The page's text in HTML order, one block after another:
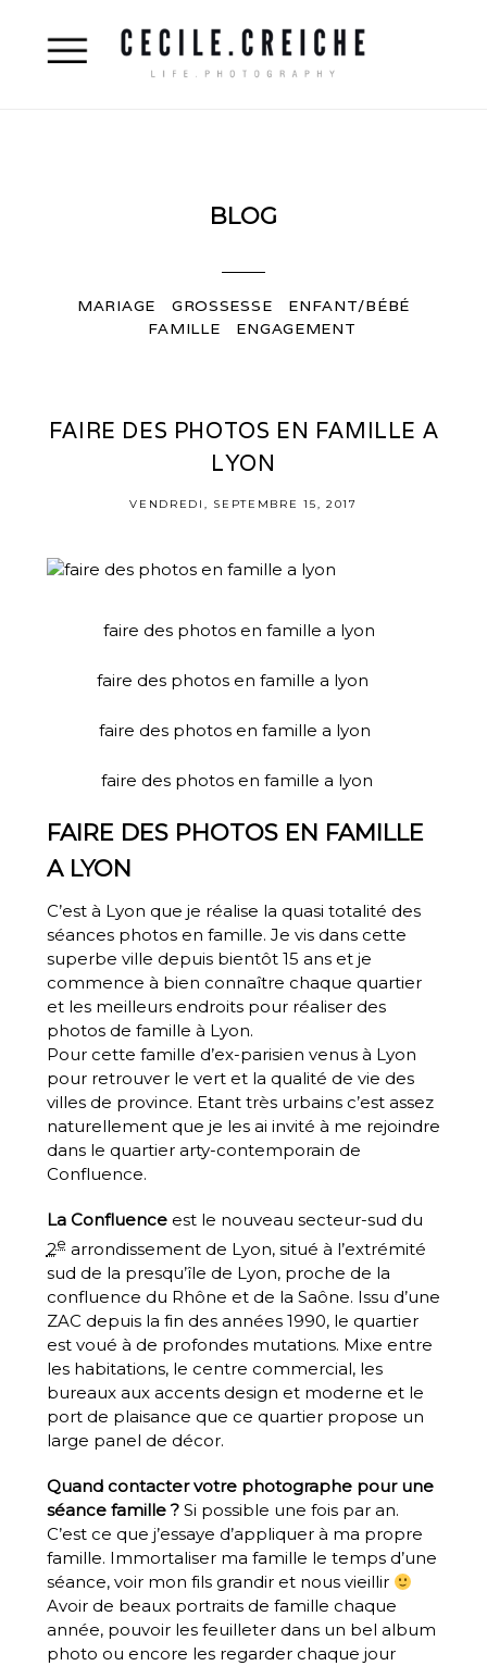
BLOG
MARIAGE GROSSESSE
ENFANT/BÉBÉ
FAMILLE
ENGAGEMENT
FAIRE DES PHOTOS EN FAMILLE A
LYON
VENDREDI, SEPTEMBRE 15, 2017
faire des photos en famille a lyon
faire des photos en famille a lyon
faire des photos en famille a lyon
faire des photos en famille a lyon
FAIRE DES PHOTOS EN FAMILLE
A LYON
C’est à Lyon que je réalise la quasi totalité des
séances photos en famille. Je vis dans cette
superbe ville depuis bientôt 15 ans et je
commence à bien connaître chaque quartier
et les meilleurs endroits pour réaliser des
photos de famille à Lyon.
Pour cette famille d’ex-parisien venus à Lyon
pour retrouver le vert et la qualité de vie des
villes de province. Etant très urbains c’est assez
naturellement que je les ai invité à me rejoindre
dans le quartier arty-contemporain de
Confluence.
La Confluenceest le nouveau secteur-sud du
2e arrondissement de Lyon, situé à l’extrémité
sud de la presqu’île de Lyon, proche de la
confluence du Rhône et de la Saône. Issu d’une
ZAC depuis la fin des années 1990, le quartier
est voué à de profondes mutations. Mixe entre
les habitations, le centre commercial, les
bureaux aux accents design et moderne et le
port de plaisance que ce quartier propose un
large panel de décor.
Quand contacter votre photographe pour une
séance famille ?Si possible une fois par an.
C’est ce que j’essaye d’appliquer à ma propre
famille. Immortaliser ma famille le temps d’une
séance, voir mon fils grandir et nous vieillir
Avoir de beaux portraits de famille chaque
année, pouvoir les feuilleter dans un bel album
photo ou encore les regarder chaque jour